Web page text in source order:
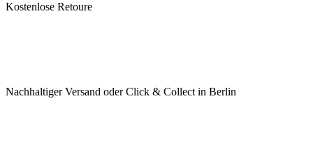
Kostenlose Retoure
Nachhaltiger Versand oder Click & Collect in Berlin